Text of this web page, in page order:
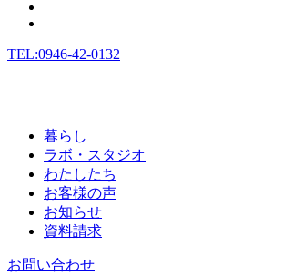
TEL:0946-42-0132
暮らし
ラボ・スタジオ
わたしたち
お客様の声
お知らせ
資料請求
お問い合わせ